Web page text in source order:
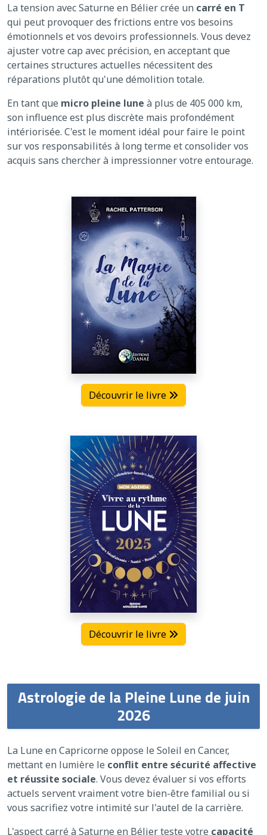
La tension avec Saturne en Bélier crée un carré en T
qui peut provoquer des frictions entre vos besoins
émotionnels et vos devoirs professionnels. Vous devez
ajuster votre cap avec précision, en acceptant que
certaines structures actuelles nécessitent des
réparations plutôt qu'une démolition totale.
En tant que micro pleine lune à plus de 405 000 km,
son influence est plus discrète mais profondément
intériorisée. C'est le moment idéal pour faire le point
sur vos responsabilités à long terme et consolider vos
acquis sans chercher à impressionner votre entourage.
Découvrir le livre
Découvrir le livre
Astrologie de la Pleine Lune de juin
2026
La Lune en Capricorne oppose le Soleil en Cancer,
mettant en lumière le conflit entre sécurité affective
et réussite sociale. Vous devez évaluer si vos efforts
actuels servent vraiment votre bien-être familial ou si
vous sacrifiez votre intimité sur l'autel de la carrière.
L'aspect carré à Saturne en Bélier teste votre capacité